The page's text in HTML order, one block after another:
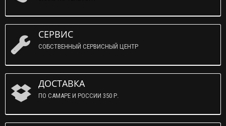
СЕРВИС
СОБСТВЕННЫЙ СЕРВИСНЫЙ ЦЕНТР
ДОСТАВКА
ПО САМАРЕ И РОССИИ 350 Р.